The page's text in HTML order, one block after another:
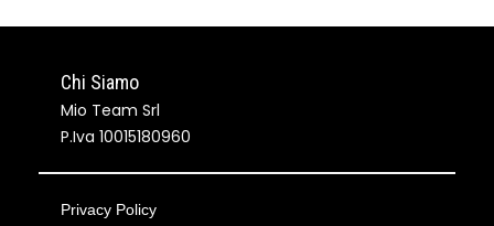
Chi Siamo
Mio Team Srl
P.Iva 10015180960
Privacy Policy